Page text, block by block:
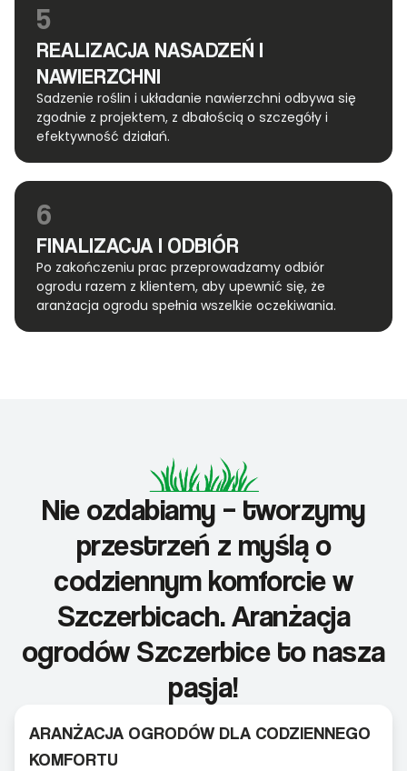
5
REALIZACJA NASADZEŃ I
NAWIERZCHNI
Sadzenie roślin i układanie nawierzchni odbywa się
zgodnie z projektem, z dbałością o szczegóły i
efektywność działań.
6
FINALIZACJA I ODBIÓR
Po zakończeniu prac przeprowadzamy odbiór
ogrodu razem z klientem, aby upewnić się, że
aranżacja ogrodu spełnia wszelkie oczekiwania.
Nie ozdabiamy – tworzymy
przestrzeń z myślą o
codziennym komforcie w
Szczerbicach. Aranżacja
ogrodów Szczerbice to nasza
pasja!
ARANŻACJA OGRODÓW DLA CODZIENNEGO
KOMFORTU